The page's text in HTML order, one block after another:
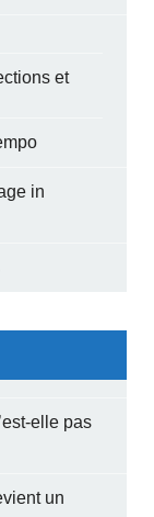
et
in
elle pas
un